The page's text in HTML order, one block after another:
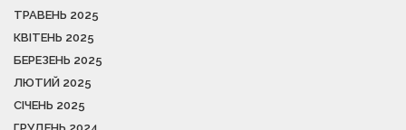
ТРАВЕНЬ 2025
КВІТЕНЬ 2025
БЕРЕЗЕНЬ 2025
ЛЮТИЙ 2025
СІЧЕНЬ 2025